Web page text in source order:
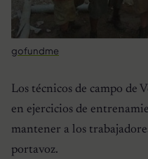
gofundme
Los técnicos de campo de
en ejercicios de
mantener a los
portavoz.